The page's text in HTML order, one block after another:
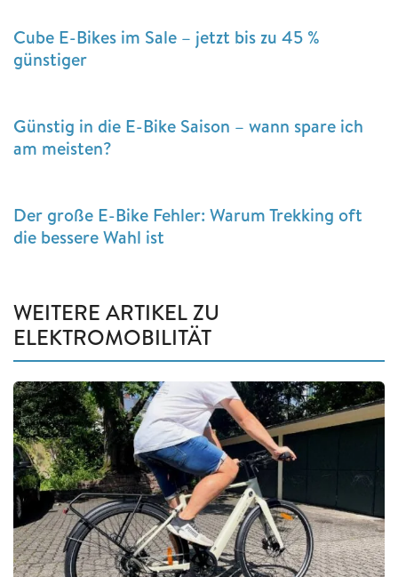
Cube E-Bikes im Sale – jetzt bis zu 45 %
günstiger
Günstig in die E-Bike Saison – wann spare ich
am meisten?
Der große E-Bike Fehler: Warum Trekking oft
die bessere Wahl ist
WEITERE ARTIKEL ZU
ELEKTROMOBILITÄT